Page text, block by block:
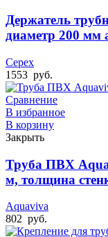
Держатель
диаметр 200 мм
Cepex
1553 руб.
Сравнение
В избранное
В корзину
Закрыть
Труба ПВХ
м, толщина
Aquaviva
802 руб.